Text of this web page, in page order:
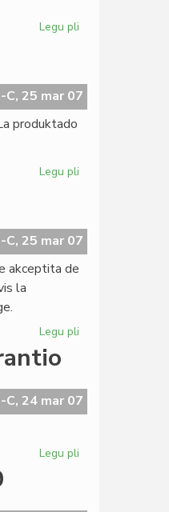
Legu pli
en
Berlino
C, 25 mar 07
produktado
Legu pli
deklamita
de
C, 25 mar 07
akceptita de
la
Legu pli
pordon
de
C, 24 mar 07
Legu pli